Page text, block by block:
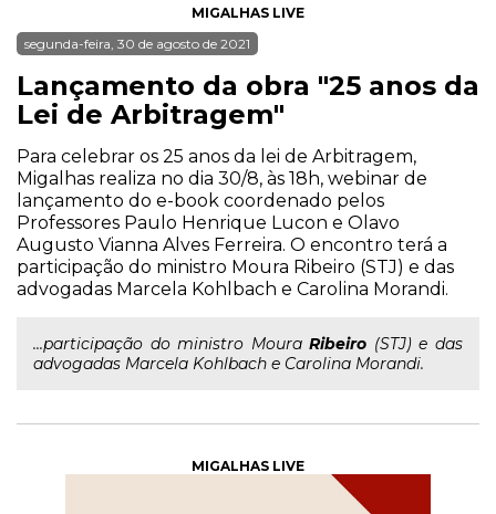
MIGALHAS LIVE
segunda-feira, 30 de agosto de 2021
Lançamento da obra "25 anos da
Lei de Arbitragem"
Para celebrar os 25 anos da lei de Arbitragem,
Migalhas realiza no dia 30/8, às 18h, webinar de
lançamento do e-book coordenado pelos
Professores Paulo Henrique Lucon e Olavo
Augusto Vianna Alves Ferreira. O encontro terá a
participação do ministro Moura Ribeiro (STJ) e das
advogadas Marcela Kohlbach e Carolina Morandi.
...participação do ministro MouraRibeiro (STJ) e das
advogadas Marcela Kohlbach e Carolina Morandi.
MIGALHAS LIVE